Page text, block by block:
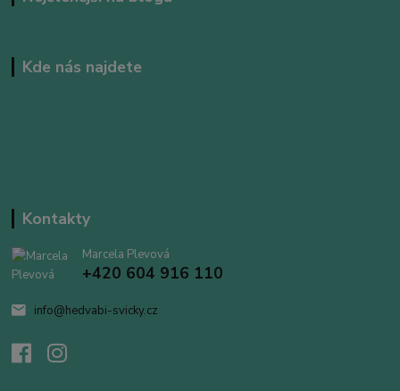
Kde nás najdete
Kontakty
Marcela Plevová
+420 604 916 110
info@hedvabi-svicky.cz